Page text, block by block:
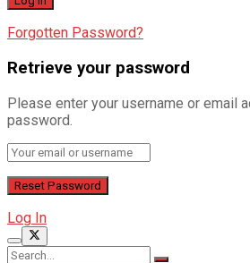
Forgotten Password?
Retrieve your password
Please enter your username or email
password.
Log In